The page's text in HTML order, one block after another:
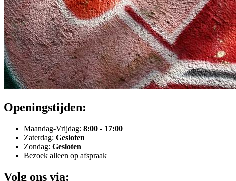
Openingstijden:
Maandag-Vrijdag: 8:00 - 17:00
Zaterdag: Gesloten
Zondag: Gesloten
Bezoek alleen op afspraak
Volg ons via: